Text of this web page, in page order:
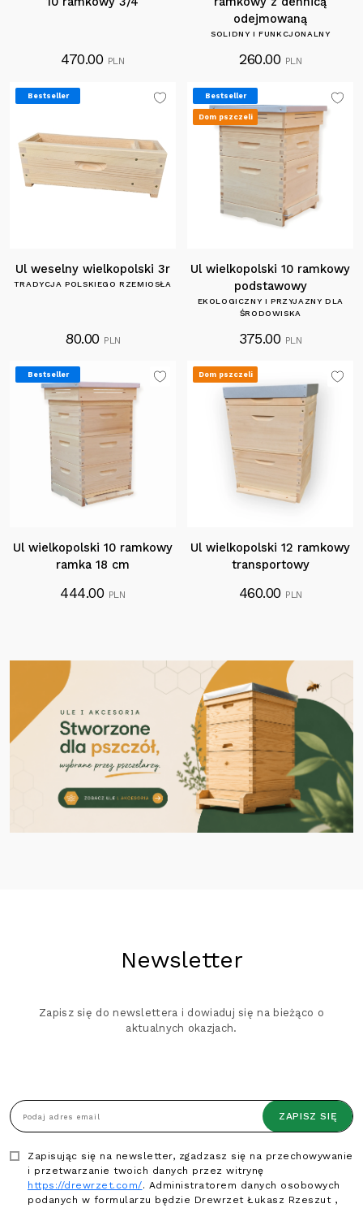
470.00 PLN
odejmowaną
SOLIDNY I FUNKCJONALNY
260.00 PLN
Bestseller
Ul weselny wielkopolski 3r
TRADYCJA POLSKIEGO RZEMIOSŁA
80.00 PLN
Bestseller
Dom pszczeli
Ul wielkopolski 10 ramkowy
podstawowy
EKOLOGICZNY I PRZYJAZNY DLA
ŚRODOWISKA
375.00 PLN
Bestseller
Ul wielkopolski 10 ramkowy
ramka 18 cm
444.00 PLN
Dom pszczeli
Ul wielkopolski 12 ramkowy
transportowy
460.00 PLN
Newsletter
Zapisz się do newslettera i dowiaduj się na bieżąco o
aktualnych okazjach.
Podaj adres email
ZAPISZ SIĘ
Zapisując się na newsletter, zgadzasz się na przechowywanie
i przetwarzanie twoich danych przez witrynę
https://drewrzet.com/. Administratorem danych osobowych
podanych w formularzu będzie Drewrzet Łukasz Rzeszut ,